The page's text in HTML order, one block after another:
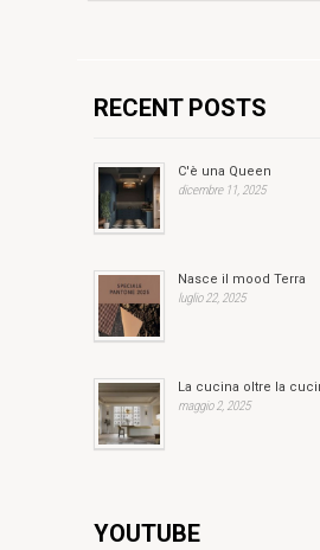
RECENT POSTS
C'è una Queen
dicembre 11, 2025
Nasce il mood Terra
luglio 22, 2025
La cucina oltre la
maggio 2, 2025
YOUTUBE